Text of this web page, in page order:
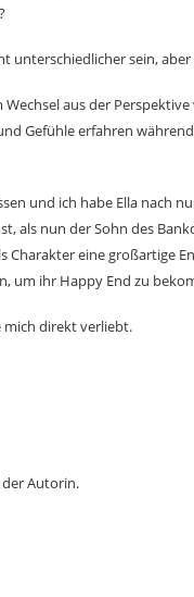
unterschiedlicher sein,
aus der
Gefühle erfahren
und ich habe Ella nach
als nun der Sohn des
Charakter eine großartige
um ihr Happy End zu
direkt verliebt.
der Autorin.